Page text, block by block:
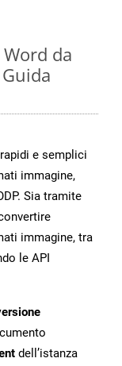
da
e semplici
immagine,
Sia tramite
immagine, tra
le API
dell’istanza